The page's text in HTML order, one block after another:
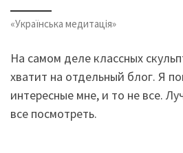
«Українська медитація»
На самом деле классных
хватит на отдельный блог. Я
интересные мне, и то не все.
все посмотреть.